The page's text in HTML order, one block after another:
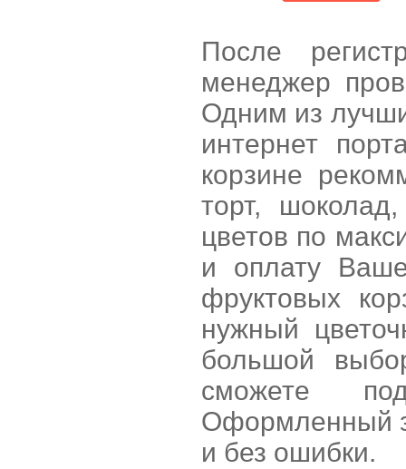
После
менеджер
Одним из
интернет
корзине
торт,
цветов по
и оплату
фруктовых
нужный
большой
сможете
Оформленный
и без ошибки.